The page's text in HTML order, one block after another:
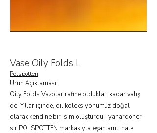
Vase Oily Folds L
Polspotten
Ürün Açıklaması
Oily Folds Vazolar rafine oldukları kadar vahşi
de. Yıllar içinde, oil koleksiyonumuz doğal
olarak kendine bir isim oluşturdu - yanardöner
sır POLSPOTTEN markasıyla eşanlamlı hale